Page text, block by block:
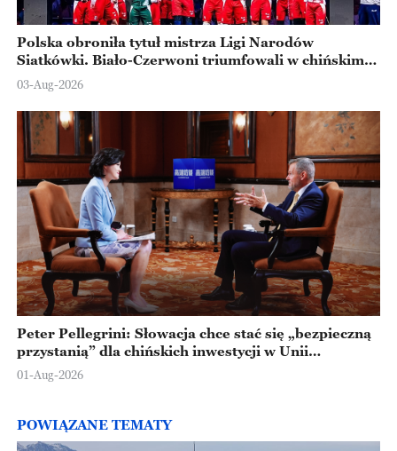
Polska obroniła tytuł mistrza Ligi Narodów
Siatkówki. Biało-Czerwoni triumfowali w chińskim
Ningbo
03-Aug-2026
Peter Pellegrini: Słowacja chce stać się „bezpieczną
przystanią” dla chińskich inwestycji w Unii
Europejskiej
01-Aug-2026
POWIĄZANE TEMATY